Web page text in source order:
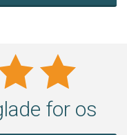
for os